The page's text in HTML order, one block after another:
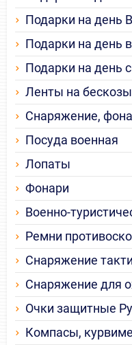
Подарки на день
Подарки на день
Подарки на день
Ленты на
Снаряжение,
Посуда военная
Лопаты
Фонари
Военно-
Ремни
Снаряжение
Снаряжение для
Очки защитные
Компасы,